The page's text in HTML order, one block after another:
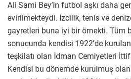
Ali Sami Bey’in futbol aşkı daha
evirilmekteydi. İzcilik, tenis ve
gayretleri buna iyi bir örnekti. Tüm
sonucunda kendisi 1922’de
teşkilatı olan İdman Cemiyetleri
Kendisi bu dönemde kurulmuş